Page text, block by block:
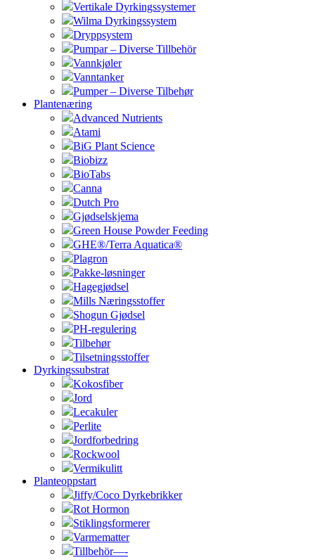
Vertikale Dyrkingssystemer
Wilma Dyrkingssystem
Dryppsystem
Pumpar – Diverse Tillbehör
Vannkjøler
Vanntanker
Pumper – Diverse Tilbehør
Plantenæring
Advanced Nutrients
Atami
BiG Plant Science
Biobizz
BioTabs
Canna
Dutch Pro
Gjødselskjema
Green House Powder Feeding
GHE®/Terra Aquatica®
Plagron
Pakke-løsninger
Hagegjødsel
Mills Næringsstoffer
Shogun Gjødsel
PH-regulering
Tilbehør
Tilsetningsstoffer
Dyrkingssubstrat
Kokosfiber
Jord
Lecakuler
Perlite
Jordforbedring
Rockwool
Vermikulitt
Planteoppstart
Jiffy/Coco Dyrkebrikker
Rot Hormon
Stiklingsformerer
Varmematter
Tillbehör—-